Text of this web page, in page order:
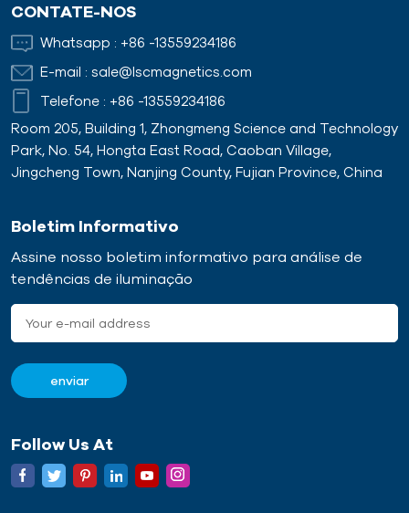
CONTATE-NOS
Whatsapp : +86 -13559234186
E-mail : sale@lscmagnetics.com
Telefone : +86 -13559234186
Room 205, Building 1, Zhongmeng Science and Technology
Park, No. 54, Hongta East Road, Caoban Village,
Jingcheng Town, Nanjing County, Fujian Province, China
Boletim Informativo
Assine nosso boletim informativo para análise de
tendências de iluminação
Follow Us At